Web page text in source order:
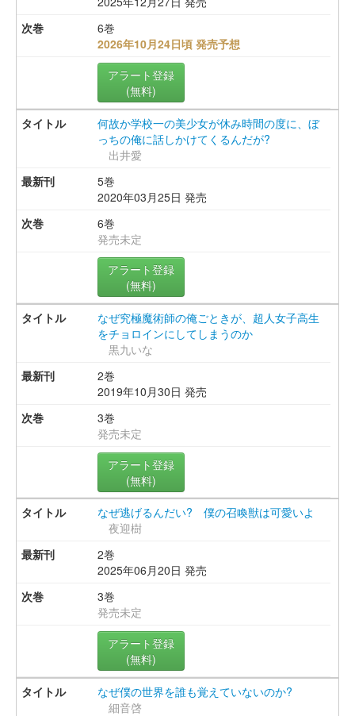
6巻
2026年10月24日頃 発売予想
アラート登録
(無料)
何故か学校一の美少女が休み時間の度に、ぼ
っちの俺に話しかけてくるんだが?
出井愛
5巻
2020年03月25日 発売
6巻
発売未定
アラート登録
(無料)
なぜ究極魔術師の俺ごときが、超人女子高生
をチョロインにしてしまうのか
黒九いな
2巻
2019年10月30日 発売
3巻
発売未定
アラート登録
(無料)
なぜ逃げるんだい? 僕の召喚獣は可愛いよ
夜迎樹
2巻
2025年06月20日 発売
3巻
発売未定
アラート登録
(無料)
なぜ僕の世界を誰も覚えていないのか?
細音啓